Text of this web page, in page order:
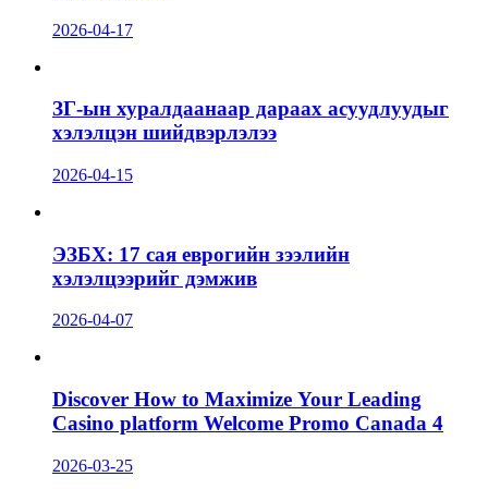
2026-04-17
ЗГ-ын хуралдаанаар дараах асуудлуудыг
хэлэлцэн шийдвэрлэлээ
2026-04-15
ЭЗБХ: 17 сая еврогийн зээлийн
хэлэлцээрийг дэмжив
2026-04-07
Discover How to Maximize Your Leading
Casino platform Welcome Promo Canada 4
2026-03-25